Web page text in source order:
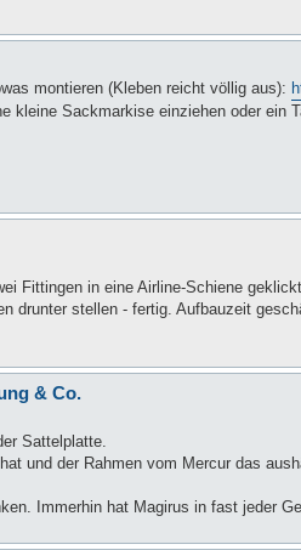
montieren (Kleben reicht völlig aus):
kleine Sackmarkise einziehen oder ein
Fittingen in eine Airline-Schiene
drunter stellen - fertig. Aufbauzeit
& Co.
Sattelplatte.
und der Rahmen vom Mercur das
Immerhin hat Magirus in fast jeder